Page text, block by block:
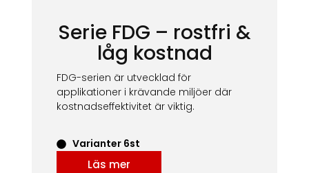
Serie FDG – rostfri &
låg kostnad
FDG-serien är utvecklad för
applikationer i krävande miljöer där
kostnadseffektivitet är viktig.
Läs mer
Varianter 6st